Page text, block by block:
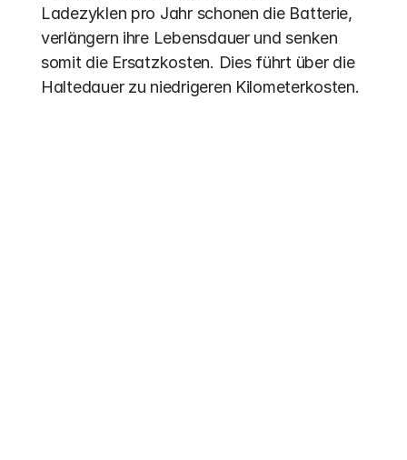
Ladezyklen pro Jahr schonen die Batterie,
verlängern ihre Lebensdauer und senken
somit die Ersatzkosten. Dies führt über die
Haltedauer zu niedrigeren Kilometerkosten.